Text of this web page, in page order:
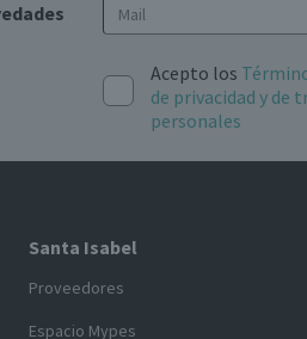
Acepto los
de privacidad y de
personales
Santa Isabel
Proveedores
Espacio Mypes